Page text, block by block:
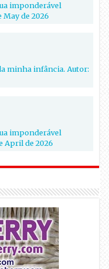
imponderável
May de 2026
minha infância. Autor:
imponderável
April de 2026